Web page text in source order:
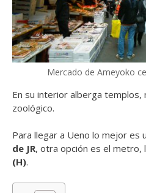
Mercado de Ameyoko
En su interior alberga templos,
zoológico.
Para llegar a Ueno lo mejor es
de JR, otra opción es el metro,
(H).